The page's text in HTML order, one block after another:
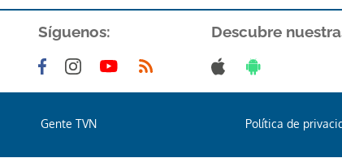
Síguenos: Descubre
Gente TVN Política de